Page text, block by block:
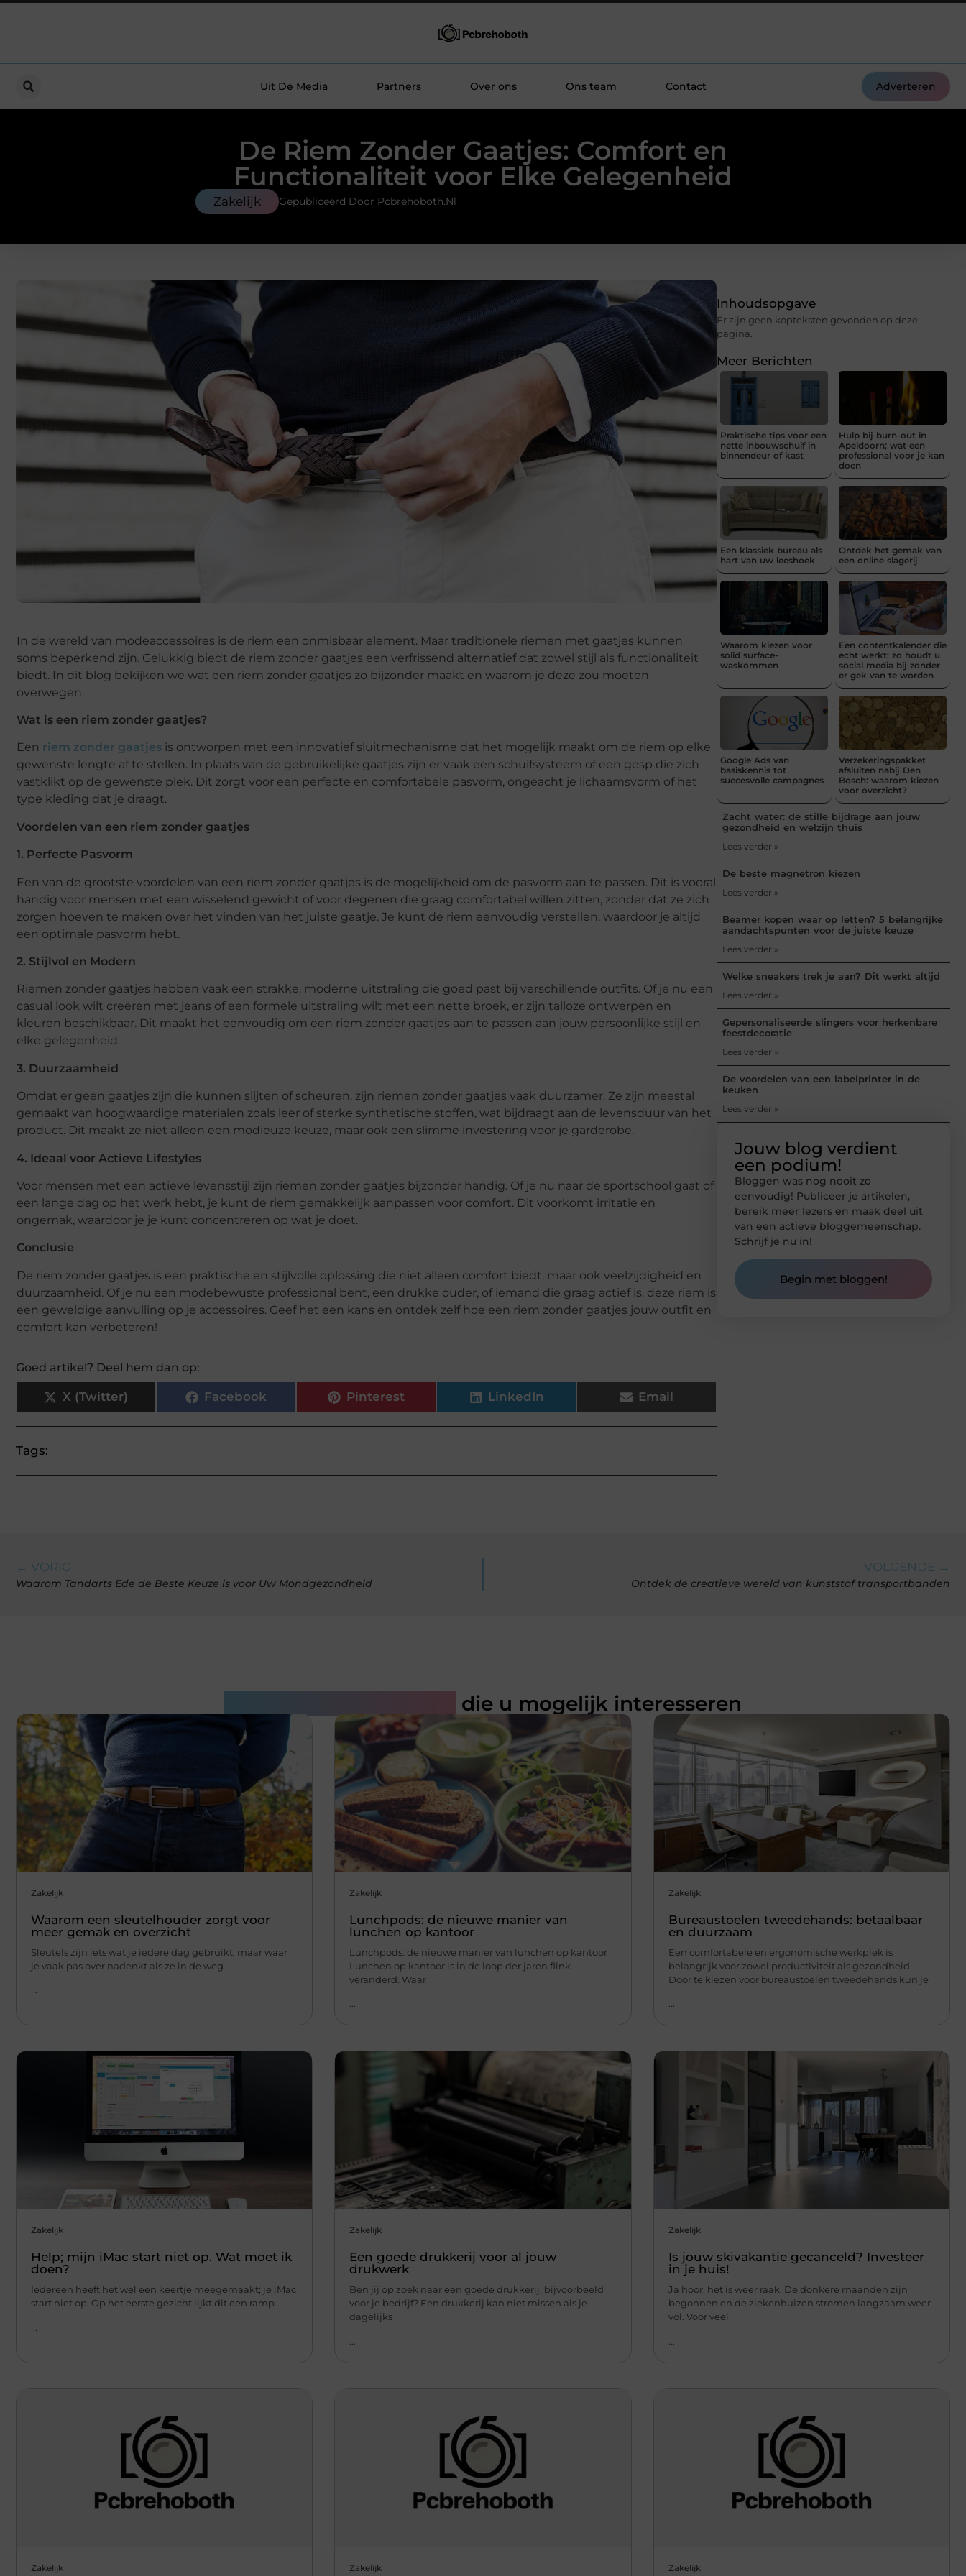
Uit De Media Partners Over ons Ons team Contact Adverteren
De Riem Zonder Gaatjes: Comfort en
Functionaliteit voor Elke Gelegenheid
Zakelijk Gepubliceerd Door Pcbrehoboth.nl
In de wereld van modeaccessoires is de riem een onmisbaar element. Maar traditionele riemen met gaatjes kunnen
soms beperkend zijn. Gelukkig biedt de riem zonder gaatjes een verfrissend alternatief dat zowel stijl als functionaliteit
biedt. In dit blog bekijken we wat een riem zonder gaatjes zo bijzonder maakt en waarom je deze zou moeten
overwegen.
Wat is een riem zonder gaatjes?
Een riem zonder gaatjes is ontworpen met een innovatief sluitmechanisme dat het mogelijk maakt om de riem op elke
gewenste lengte af te stellen. In plaats van de gebruikelijke gaatjes zijn er vaak een schuifsysteem of een gesp die zich
vastklikt op de gewenste plek. Dit zorgt voor een perfecte en comfortabele pasvorm, ongeacht je lichaamsvorm of het
type kleding dat je draagt.
Voordelen van een riem zonder gaatjes
1. Perfecte Pasvorm
Een van de grootste voordelen van een riem zonder gaatjes is de mogelijkheid om de pasvorm aan te passen. Dit is vooral
handig voor mensen met een wisselend gewicht of voor degenen die graag comfortabel willen zitten, zonder dat ze zich
zorgen hoeven te maken over het vinden van het juiste gaatje. Je kunt de riem eenvoudig verstellen, waardoor je altijd
een optimale pasvorm hebt.
2. Stijlvol en Modern
Riemen zonder gaatjes hebben vaak een strakke, moderne uitstraling die goed past bij verschillende outfits. Of je nu een
casual look wilt creëren met jeans of een formele uitstraling wilt met een nette broek, er zijn talloze ontwerpen en
kleuren beschikbaar. Dit maakt het eenvoudig om een riem zonder gaatjes aan te passen aan jouw persoonlijke stijl en
elke gelegenheid.
3. Duurzaamheid
Omdat er geen gaatjes zijn die kunnen slijten of scheuren, zijn riemen zonder gaatjes vaak duurzamer. Ze zijn meestal
gemaakt van hoogwaardige materialen zoals leer of sterke synthetische stoffen, wat bijdraagt aan de levensduur van het
product. Dit maakt ze niet alleen een modieuze keuze, maar ook een slimme investering voor je garderobe.
4. Ideaal voor Actieve Lifestyles
Voor mensen met een actieve levensstijl zijn riemen zonder gaatjes bijzonder handig. Of je nu naar de sportschool gaat of
een lange dag op het werk hebt, je kunt de riem gemakkelijk aanpassen voor comfort. Dit voorkomt irritatie en
ongemak, waardoor je je kunt concentreren op wat je doet.
Conclusie
De riem zonder gaatjes is een praktische en stijlvolle oplossing die niet alleen comfort biedt, maar ook veelzijdigheid en
duurzaamheid. Of je nu een modebewuste professional bent, een drukke ouder, of iemand die graag actief is, deze riem is
een geweldige aanvulling op je accessoires. Geef het een kans en ontdek zelf hoe een riem zonder gaatjes jouw outfit en
comfort kan verbeteren!
Goed artikel? Deel hem dan op:
X (Twitter) Facebook Pinterest LinkedIn Email
Tags:
Inhoudsopgave
Er zijn geen kopteksten gevonden op deze
pagina.
Meer Berichten
Praktische tips voor een
nette inbouwschuif in
binnendeur of kast
Hulp bij burn-out in
Apeldoorn; wat een
professional voor je kan
doen
Een klassiek bureau als
hart van uw leeshoek
Ontdek het gemak van
een online slagerij
Waarom kiezen voor
solid surface-
waskommen
Een contentkalender die
echt werkt: zo houdt u
social media bij zonder
er gek van te worden
Google Ads van
basiskennis tot
succesvolle campagnes
Verzekeringspakket
afsluiten nabij Den
Bosch: waarom kiezen
voor overzicht?
Zacht water: de stille bijdrage aan jouw
gezondheid en welzijn thuis
Lees verder »
De beste magnetron kiezen
Lees verder »
Beamer kopen waar op letten? 5 belangrijke
aandachtspunten voor de juiste keuze
Lees verder »
Welke sneakers trek je aan? Dit werkt altijd
Lees verder »
Gepersonaliseerde slingers voor herkenbare
feestdecoratie
Lees verder »
De voordelen van een labelprinter in de
keuken
Lees verder »
Jouw blog verdient
een podium!
Bloggen was nog nooit zo
eenvoudig! Publiceer je artikelen,
bereik meer lezers en maak deel uit
van een actieve bloggemeenschap.
Schrijf je nu in!
Begin met bloggen!
← VORIG
Waarom Tandarts Ede de Beste Keuze is voor Uw Mondgezondheid
VOLGENDE →
Ontdek de creatieve wereld van kunststof transportbanden
die u mogelijk interesseren
Zakelijk
Waarom een sleutelhouder zorgt voor
meer gemak en overzicht
Sleutels zijn iets wat je iedere dag gebruikt, maar waar
je vaak pas over nadenkt als ze in de weg
...
Zakelijk
Lunchpods: de nieuwe manier van
lunchen op kantoor
Lunchpods: de nieuwe manier van lunchen op kantoor
Lunchen op kantoor is in de loop der jaren flink
veranderd. Waar
...
Zakelijk
Bureaustoelen tweedehands: betaalbaar
en duurzaam
Een comfortabele en ergonomische werkplek is
belangrijk voor zowel productiviteit als gezondheid.
Door te kiezen voor bureaustoelen tweedehands kun je
...
Zakelijk
Help; mijn iMac start niet op. Wat moet ik
doen?
Iedereen heeft het wel een keertje meegemaakt; je iMac
start niet op. Op het eerste gezicht lijkt dit een ramp.
Zakelijk
Een goede drukkerij voor al jouw
drukwerk
Ben jij op zoek naar een goede drukkerij, bijvoorbeeld
voor je bedrijf? Een drukkerij kan niet missen als je
dagelijks
Zakelijk
Is jouw skivakantie gecanceld? Investeer
in je huis!
Ja hoor, het is weer raak. De donkere maanden zijn
begonnen en de ziekenhuizen stromen langzaam weer
vol. Voor veel
Zakelijk Zakelijk Zakelijk